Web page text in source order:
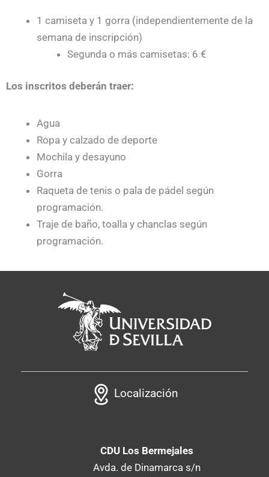
1 camiseta y 1 gorra (independientemente de la
semana de inscripción)
Segunda o más camisetas: 6 €
Los inscritos deberán traer:
Agua
Ropa y calzado de deporte
Mochila y desayuno
Gorra
Raqueta de tenis o pala de pádel según
programación.
Traje de baño, toalla y chanclas según
programación.
Localización
CDU Los Bermejales
Avda. de Dinamarca s/n